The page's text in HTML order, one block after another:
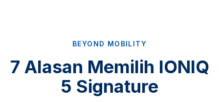
BEYOND MOBILITY
7 Alasan Memilih IONIQ
5 Signature